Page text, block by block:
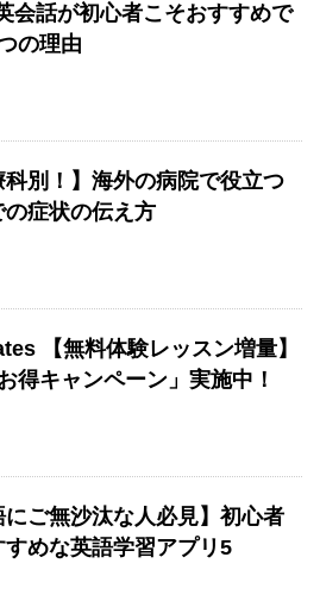
会話が初心者こそおすすめで
の理由
科別！】海外の病院で役立つ
の症状の伝え方
【無料体験レッスン増量】
お得キャンペーン」実施中！
にご無沙汰な人必見】初心者
すめな英語学習アプリ5